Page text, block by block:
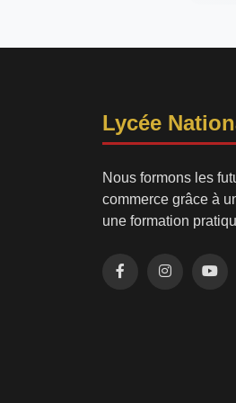
Lycée
Nous formons les
commerce grâce à
une formation